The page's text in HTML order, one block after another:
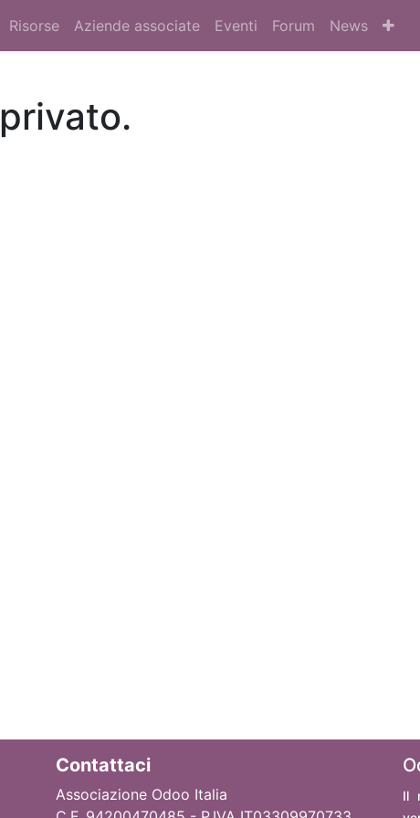
Risorse Aziende associate Eventi Forum News
Contattaci
Associazione Odoo Italia
Il